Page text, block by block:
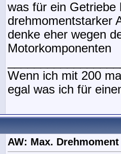
was für ein Getriebe
drehmomentstarker
denke eher wegen
Motorkomponenten
Wenn ich mit 200
egal was ich für
AW: Max.